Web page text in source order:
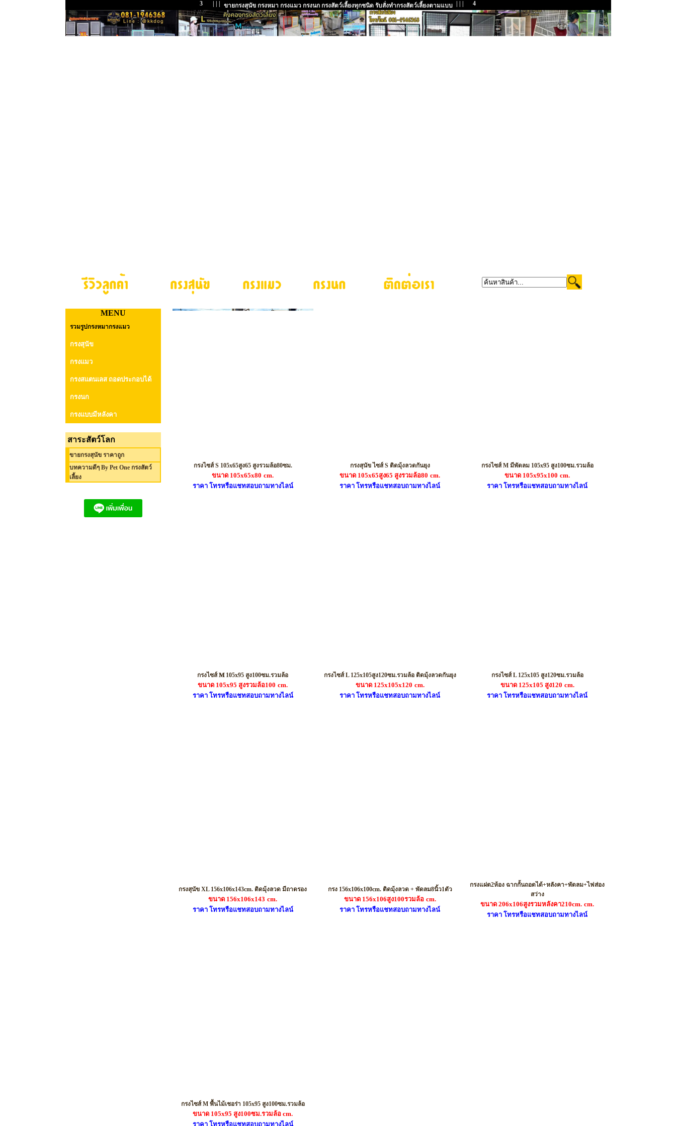
ขายกรงสุนัข กรงหมา กรงแมว กรงนก กรงสัตว์เลี้ยงทุกชนิด รับสั่งทำกรงสัตว์เลี้ยงตามแบบ
MENU
รวมรูปกรงหมากรงแมว
กรงสุนัข
กรงแมว
กรงสแตนเลส ถอดประกอบได้
กรงนก
กรงแบบมีหลังคา
สาระสัตว์โลก
ขายกรงสุนัข ราคาถูก
บทความดีๆ By Pet One กรงสัตว์
เลี้ยง
กรงไซส์ S 105x65สูง65 สูงรวมล้อ80ซม.
ขนาด 105x65x80 cm.
ราคา โทรหรือแชทสอบถามทางไลน์
กรงสุนัข ไซส์ S ติดมุ้งลวดกันยุง
ขนาด 105x65สูง65 สูงรวมล้อ80 cm.
ราคา โทรหรือแชทสอบถามทางไลน์
กรงไซส์ M มีพัดลม 105x95 สูง100ซม.รวมล้อ
ขนาด 105x95x100 cm.
ราคา โทรหรือแชทสอบถามทางไลน์
กรงไซส์ 𝐌 105x95 สูง100ซม.รวมล้อ
ขนาด 105x95 สูงรวมล้อ100 cm.
ราคา โทรหรือแชทสอบถามทางไลน์
กรงไซส์ L 125x105สูง120ซม.รวมล้อ ติดมุ้งลวดกันยุง
ขนาด 125x105x120 cm.
ราคา โทรหรือแชทสอบถามทางไลน์
กรงไซส์ L 125x105 สูง120ซม.รวมล้อ
ขนาด 125x105 สูง120 cm.
ราคา โทรหรือแชทสอบถามทางไลน์
กรงสุนัข XL 156x106x143cm. ติดมุ้งลวด มีถาดรอง
ขนาด 156x106x143 cm.
ราคา โทรหรือแชทสอบถามทางไลน์
กรง 156x106x100cm. ติดมุ้งลวด + พัดลม8นิ้ว1ตัว
ขนาด 156x106สูง100รวมล้อ cm.
ราคา โทรหรือแชทสอบถามทางไลน์
กรงแฝด2ห้อง ฉากกั้นถอดได้+หลังคา+พัดลม+ไฟส่อง
สว่าง
ขนาด 206x106สูงรวมหลังคา210cm. cm.
ราคา โทรหรือแชทสอบถามทางไลน์
กรงไซส์ M พื้นไม้เชอร่า 105x95 สูง100ซม.รวมล้อ
ขนาด 105x95 สูง100ซม.รวมล้อ cm.
ราคา โทรหรือแชทสอบถามทางไลน์